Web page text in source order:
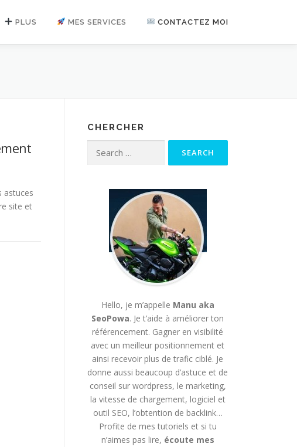
PLUS MES SERVICES CONTACTEZ MOI
astuces
site et
CHERCHER
Search for:
Hello, je m’appelle Manu aka
SeoPowa. Je t’aide à améliorer ton
référencement. Gagner en visibilité
avec un meilleur positionnement et
ainsi recevoir plus de trafic ciblé. Je
donne aussi beaucoup d’astuce et de
conseil sur wordpress, le marketing,
la vitesse de chargement, logiciel et
outil SEO, l’obtention de backlink…
Profite de mes tutoriels et si tu
n’aimes pas lire, écoute mes